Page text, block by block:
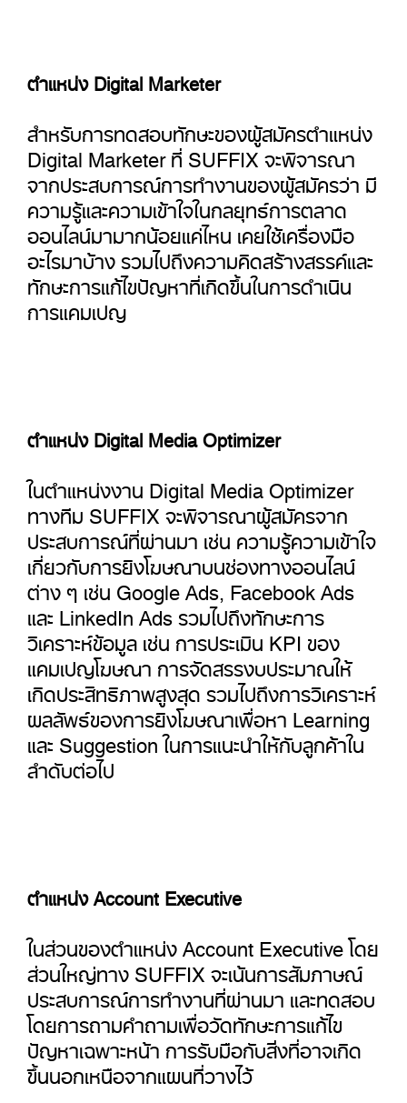
ตำแหน่ง Digital Marketer
สำหรับการทดสอบทักษะของผู้สมัครตำแหน่ง
Digital Marketer ที่ SUFFIX จะพิจารณา
จากประสบการณ์การทำงานของผู้สมัครว่า มี
ความรู้และความเข้าใจในกลยุทธ์การตลาด
ออนไลน์มามากน้อยแค่ไหน เคยใช้เครื่องมือ
อะไรมาบ้าง รวมไปถึงความคิดสร้างสรรค์และ
ทักษะการแก้ไขปัญหาที่เกิดขึ้นในการดำเนิน
การแคมเปญ
ตำแหน่ง Digital Media Optimizer
ในตำแหน่งงาน Digital Media Optimizer
ทางทีม SUFFIX จะพิจารณาผู้สมัครจาก
ประสบการณ์ที่ผ่านมา เช่น ความรู้ความเข้าใจ
เกี่ยวกับการยิงโฆษณาบนช่องทางออนไลน์
ต่าง ๆ เช่น Google Ads, Facebook Ads
และ LinkedIn Ads รวมไปถึงทักษะการ
วิเคราะห์ข้อมูล เช่น การประเมิน KPI ของ
แคมเปญโฆษณา การจัดสรรงบประมาณให้
เกิดประสิทธิภาพสูงสุด รวมไปถึงการวิเคราะห์
ผลลัพธ์ของการยิงโฆษณาเพื่อหา Learning
และ Suggestion ในการแนะนำให้กับลูกค้าใน
ลำดับต่อไป
ตำแหน่ง Account Executive
ในส่วนของตำแหน่ง Account Executive โดย
ส่วนใหญ่ทาง SUFFIX จะเน้นการสัมภาษณ์
ประสบการณ์การทำงานที่ผ่านมา และทดสอบ
โดยการถามคำถามเพื่อวัดทักษะการแก้ไข
ปัญหาเฉพาะหน้า การรับมือกับสิ่งที่อาจเกิด
ขึ้นนอกเหนือจากแผนที่วางไว้